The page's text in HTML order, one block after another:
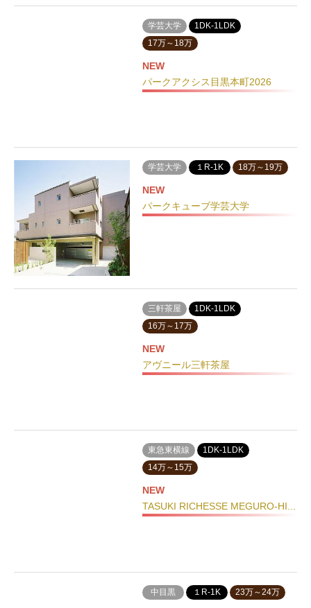
学芸大学
1DK-1LDK
17万～18万
NEW
パークアクシス目黒本町2026
学芸大学 １R-1K 18万～19万
NEW
パークキューブ学芸大学
三軒茶屋
1DK-1LDK
16万～17万
NEW
アヴニール三軒茶屋
東急東横線
1DK-1LDK
14万～15万
NEW
TASUKI RICHESSE MEGURO-HI...
中目黒 １R-1K 23万～24万